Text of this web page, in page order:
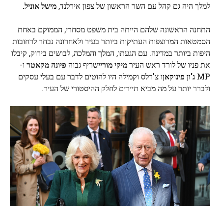
למלך היה גם קהל עם השר הראשון של צפון אירלנד, מישל אוניל.
התחנה הראשונה שלהם הייתה בית משפט מסחרי, הממוקם באחת
הסמטאות המרוצפות העתיקות ביותר בעיר ולאחרונה נבחר לרחובות
היפות ביותר במדינה. עם הגעתו, המלך והמלכה, לבושים בירוק, קיבלו
את פניו של לורד ראש העירמיקי מוריישריף גבוה פיונה מקאטר ו-
MP ג'ון פינוקאןו צ'רלס וקמילה היו להוטים לדבר עם בעלי עסקים
ולברר יותר על מה מביא תיירים לחלק ההיסטורי של העיר.